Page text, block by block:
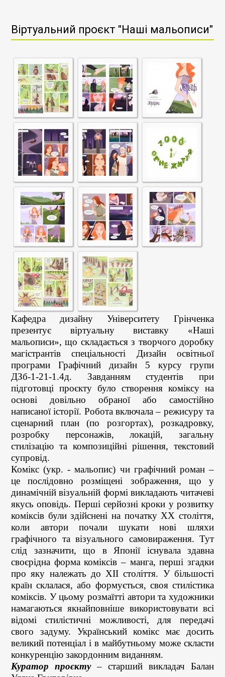
Віртуальний проєкт "Наші мальописи"
Кафедра дизайну Університету Грінченка
презентує віртуальну виставку «Наші
мальописи», що складається з творчого доробку
магістрантів спеціальності Дизайн освітньої
програми Графічний дизайн 5 курсу групи
ДЗб-1-21-1.4д. Завданням студентів при
підготовці проєкту було створення коміксу на
основі довільно обраної або самостійно
написаної історії. Робота включала – режисуру та
сценарний план (по розгортах), розкадровку,
розробку персонажів, локацій, загальну
стилізацію та композиційні рішення, текстовий
супровід.
Комікс (укр. - мальопис) чи графічний роман –
це послідовно розміщені зображення, що у
динамічній візуальній формі викладають читачеві
якусь оповідь. Перші серйозні кроки у розвитку
коміксів були здійснені на початку ХХ століття,
коли автори почали шукати нові шляхи
графічного та візуального самовираження. Тут
слід зазначити, що в Японії існувала здавна
своєрідна форма коміксів – манга, перші згадки
про яку належать до ХІІ століття. У більшості
країн склалася, або формується, своя стилістика
коміксів. У цьому розмаїтті автори та художники
намагаються якнайповніше використовувати всі
відомі стилістичні можливості, для передачі
свого задуму. Український комікс має досить
великий потенціал і в майбутньому може скласти
конкуренцію закордонним виданням.
Куратор проєкту– старший викладач Балан